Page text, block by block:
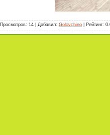
Просмотров: 14 Добавил: Golovchino Рейтинг: